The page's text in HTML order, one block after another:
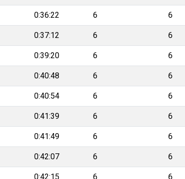
0:36:22 6 6
0:37:12 6 6
0:39:20 6 6
0:40:48 6 6
0:40:54 6 6
0:41:39 6 6
0:41:49 6 6
0:42:07 6 6
0:42:15 6 6